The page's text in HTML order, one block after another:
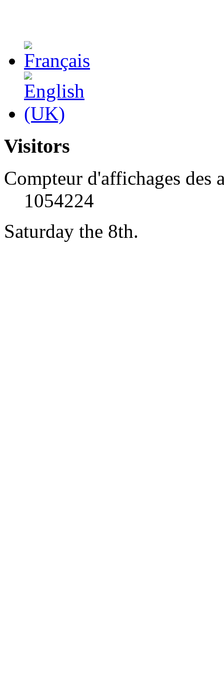
Visitors
Compteur d'affichages des
1054224
Saturday the 8th.